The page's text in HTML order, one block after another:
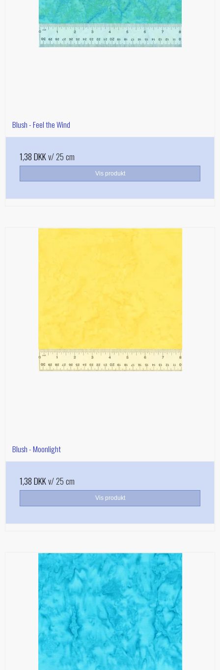
Blush - Feel the Wind
1,38 DKKv/ 25 cm
Vis produkt
Blush - Moonlight
1,38 DKKv/ 25 cm
Vis produkt